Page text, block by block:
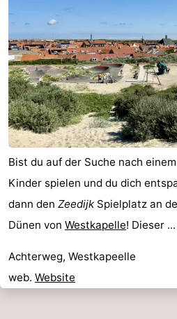
Bist du auf der Suche nach
Kinder spielen und du dich
dann den Zeedijk Spielplatz an
Dünen von Westkapelle! Dieser ...
Achterweg, Westkapeelle
web. Website